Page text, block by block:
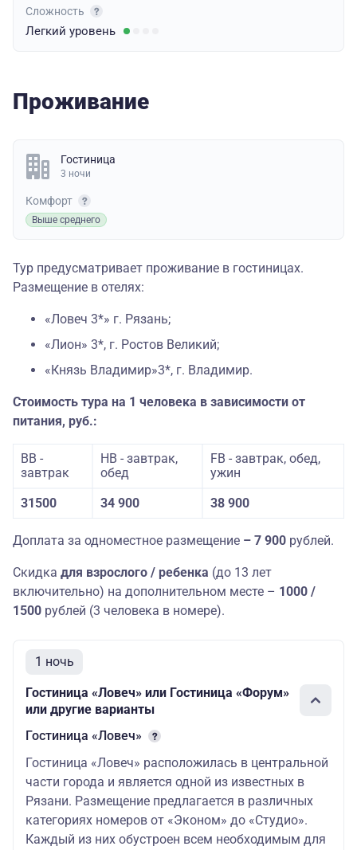
Сложность
Легкий уровень
Проживание
Гостиница
3 ночи
Комфорт
Выше среднего
Тур предусматривает проживание в гостиницах.
Размещение в отелях:
«Ловеч 3*» г. Рязань;
«Лион» 3*, г. Ростов Великий;
«Князь Владимир»3*, г. Владимир.
Стоимость тура на 1 человека в зависимости от
питания, руб.:
ВB -
завтрак
HB - завтрак,
обед
FB - завтрак, обед,
ужин
31500
34 900 38 900
Доплата за одноместное размещение – 7 900 рублей.
Скидка для взрослого / ребенка (до 13 лет
включительно) на дополнительном месте – 1000 /
1500 рублей (3 человека в номере).
1 ночь
Гостиница «Ловеч» или Гостиница «Форум»
или другие варианты
Гостиница «Ловеч»
Гостиница «Ловеч» расположилась в центральной
части города и является одной из известных в
Рязани. Размещение предлагается в различных
категориях номеров от «Эконом» до «Студио».
Каждый из них обустроен всем необходимым для